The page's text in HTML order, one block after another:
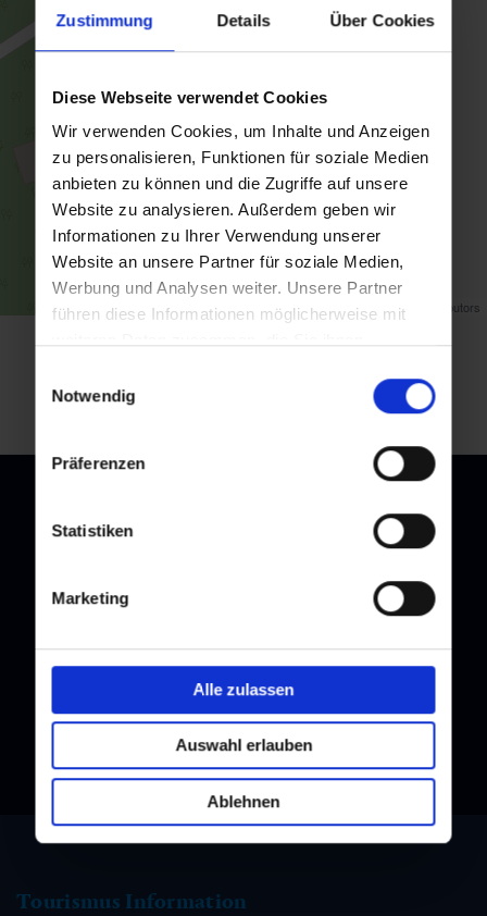
Zustimmung Details Über Cookies
Diese Webseite verwendet Cookies
Wir verwenden Cookies, um Inhalte und Anzeigen
zu personalisieren, Funktionen für soziale Medien
anbieten zu können und die Zugriffe auf unsere
Website zu analysieren. Außerdem geben wir
Informationen zu Ihrer Verwendung unserer
Website an unsere Partner für soziale Medien,
Werbung und Analysen weiter. Unsere Partner
führen diese Informationen möglicherweise mit
Nutzung der Dienste gesammelt haben.
Notwendig
Präferenzen
Statistiken
Marketing
Alle zulassen
Auswahl erlauben
Ablehnen
Map data © OpenStreetMap contributors
Melden Sie sich bei unserem Newsletter an, und bleiben Sie
Tourismus Information